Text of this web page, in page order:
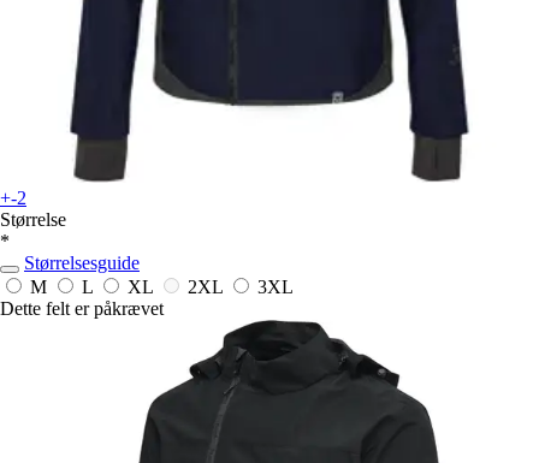
+-2
Størrelse
*
Størrelsesguide
M
L XL 2XL
3XL
Dette felt er påkrævet